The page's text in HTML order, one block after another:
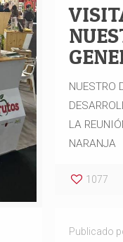
NUESTRO
LA
NARANJA
1077
Publicado